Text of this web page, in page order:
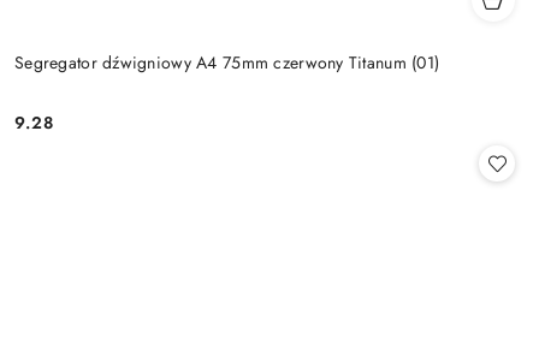
Segregator dźwigniowy A4 75mm czerwony Titanum (01)
Cena:
9.28